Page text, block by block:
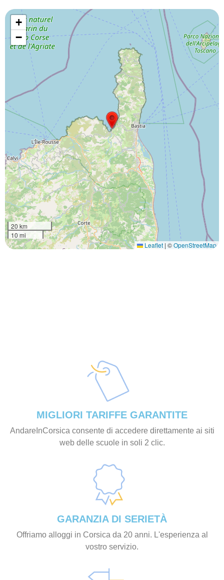
+
−
20 km
10 mi
Leaflet | ©OpenStreetMap
MIGLIORI TARIFFE GARANTITE
AndareInCorsica consente di accedere direttamente ai siti
web delle scuole in soli 2 clic.
GARANZIA DI SERIETÀ
Offriamo alloggi in Corsica da 20 anni. L'esperienza al
vostro servizio.